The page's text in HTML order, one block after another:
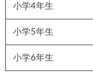
小学4年生
小学5年生
小学6年生